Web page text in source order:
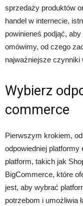
sprzedaży produktów
handel w internecie,
powinieneś podjąć,
omówimy, od czego
najważniejsze czynniki
Wybierz
commerce
Pierwszym krokiem,
odpowiedniej
platform, takich jak
BigCommerce, które
jest, aby wybrać
potrzebom i umożliwia